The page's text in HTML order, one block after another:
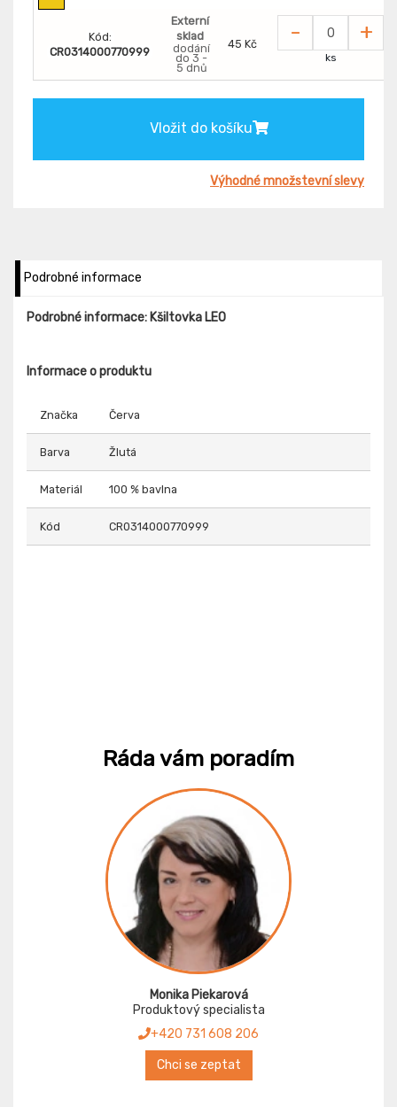
Kód:
CR0314000770999
Externí
sklad
dodání
do 3 -
5 dnů
45 Kč - +
ks
Vložit do košíku
Výhodné množstevní slevy
Podrobné informace
Podrobné informace: Kšiltovka LEO
Informace o produktu
Značka Červa
Barva Žlutá
Materiál 100 % bavlna
Kód CR0314000770999
Ráda vám poradím
Monika Piekarová
Produktový specialista
+420 731 608 206
Chci se zeptat